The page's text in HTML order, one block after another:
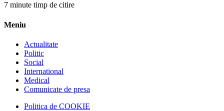
7 minute timp de citire
Meniu
Actualitate
Politic
Social
International
Medical
Comunicate de presa
Politica de COOKIE